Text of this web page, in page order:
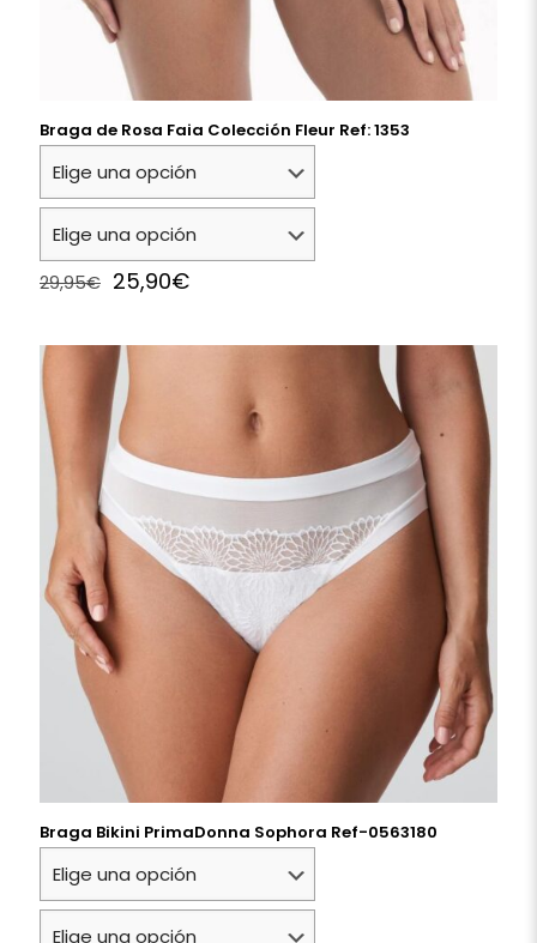
Braga de Rosa Faia Colección Fleur Ref: 1353
29,95€ Original
29,95€.
25,90€Current
25,90€.
Braga Bikini PrimaDonna Sophora Ref-0563180